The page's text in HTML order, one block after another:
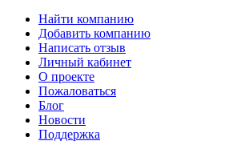
Найти компанию
Добавить компанию
Написать отзыв
Личный кабинет
О проекте
Пожаловаться
Блог
Новости
Поддержка